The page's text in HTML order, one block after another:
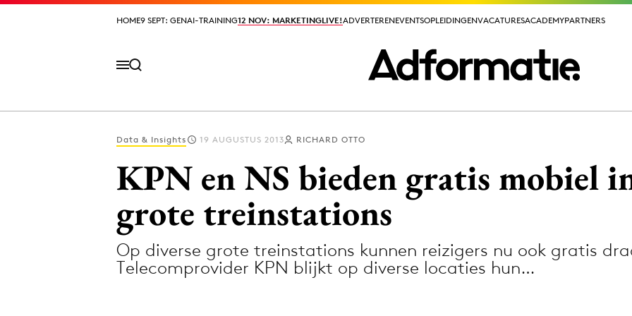
HOME9 SEPT: GENAI-TRAINING12 NOV: MARKETINGLIVE!ADVERTERENEVENTSOPLEIDINGENVACATURESACADEMYPARTNERS
HOME9 SEPT: GENAI-TRAINING12 NOV: MARKETINGLIVE!ADVERTERENEVENTSOPLEIDINGENVACATURESACADEMYPARTNERS
Design
Digital transformation
Media
Merkstrategie
Data & Insights 19 AUGUSTUS 2013 RICHARD OTTO
KPN en NS bieden gratis mobiel
grote treinstations
Op diverse grote treinstations kunnen reizigers nu ook gratis
Telecomprovider KPN blijkt op diverse locaties hun…